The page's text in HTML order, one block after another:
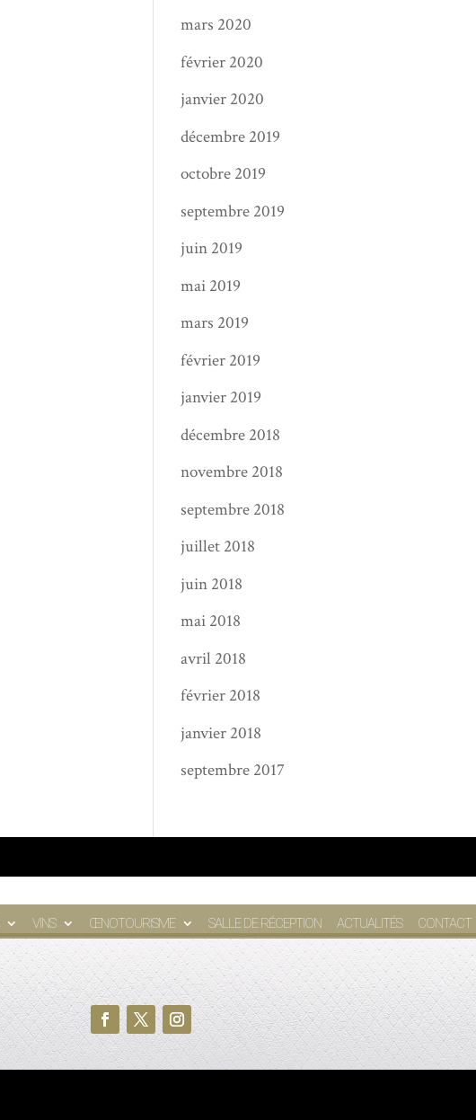
mars 2020
février 2020
janvier 2020
décembre 2019
octobre 2019
septembre 2019
juin 2019
mai 2019
mars 2019
février 2019
janvier 2019
décembre 2018
novembre 2018
septembre 2018
juillet 2018
juin 2018
mai 2018
avril 2018
février 2018
janvier 2018
septembre 2017
VINS ŒNOTOURISME SALLE DE RÉCEPTION ACTUALITÉS CONTACT